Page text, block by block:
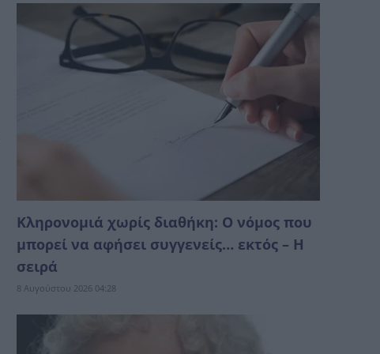
Κληρονομιά χωρίς διαθήκη: Ο νόμος που
μπορεί να αφήσει συγγενείς… εκτός – Η
σειρά
8 Αυγούστου 2026 04:28